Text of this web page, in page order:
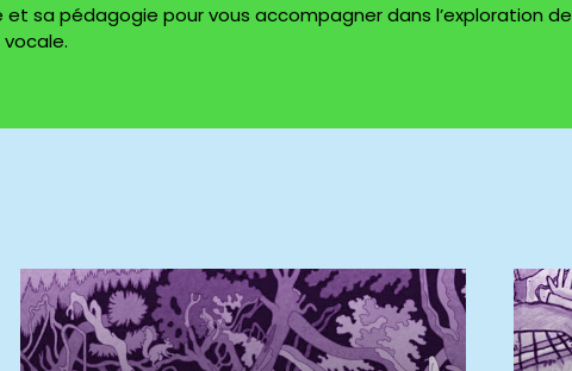
sa pédagogie pour vous accompagner dans l’exploration de